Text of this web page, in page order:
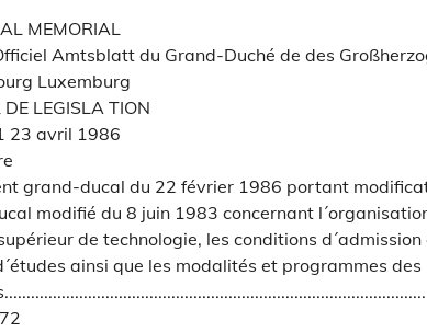
MEMORIAL
Amtsblatt du Grand-Duché de des
Luxemburg
DE LEGISLA TION
23 avril 1986
grand-ducal du 22 février 1986 portant
modifié du 8 juin 1983 concernant
de technologie, les conditions
ainsi que les modalités et programmes des